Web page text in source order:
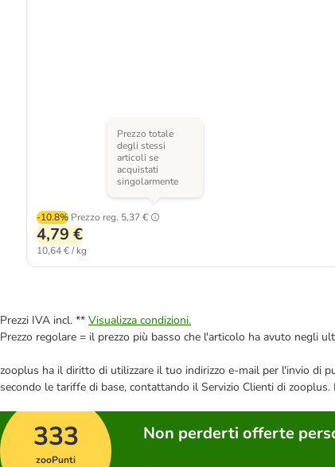
-10.8% Prezzo reg. 5,37 €
Prezzo totale
degli stessi
articoli se
acquistati
singolarmente
4,79 €
10,64 € / kg
Prezzi IVA incl. ** Visualizza condizioni.
Prezzo regolare = il prezzo più basso che l'articolo ha avuto negli
zooplus ha il diritto di utilizzare il tuo indirizzo e-mail per l'invio di
secondo le tariffe di base, contattando il Servizio Clienti di
333
zooPunti
Non perderti offerte